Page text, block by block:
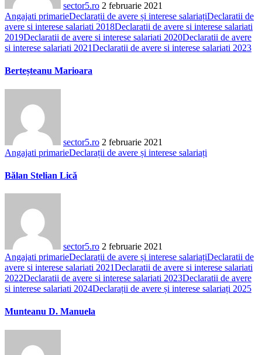
sector5.ro 2 februarie 2021
Angajati primarieDeclarații de avere și interese salariațiDeclaratii de
avere si interese salariati 2018Declaratii de avere si interese salariati
2019Declaratii de avere si interese salariati 2020Declaratii de avere
si interese salariati 2021Declaratii de avere si interese salariati 2023
Berteșteanu Marioara
sector5.ro 2 februarie 2021
Angajati primarieDeclarații de avere și interese salariați
Bălan Stelian Lică
sector5.ro 2 februarie 2021
Angajati primarieDeclarații de avere și interese salariațiDeclaratii de
avere si interese salariati 2021Declaratii de avere si interese salariati
2022Declaratii de avere si interese salariati 2023Declaratii de avere
si interese salariati 2024Declarații de avere și interese salariați 2025
Munteanu D. Manuela